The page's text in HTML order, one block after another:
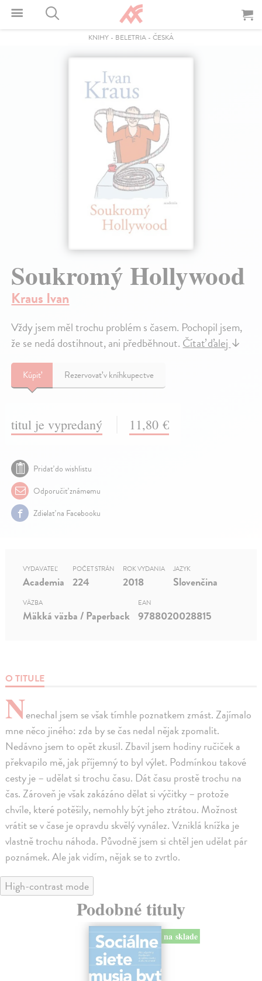
KNIHY - BELETRIA - ČESKÁ
Soukromý Hollywood
Kraus Ivan
Vždy jsem měl trochu problém s časem. Pochopil jsem,
že se nedá dostihnout, ani předběhnout.Čítať ďalej↓
Kúpiť Rezervovať v kníhkupectve
titul je vypredaný 11,80 €
Pridať do wishlistu
Odporučiť známemu
Zdielať na Facebooku
O TITULE
Nenechal jsem se však tímhle poznatkem zmást. Zajímalo
mne něco jiného: zda by se čas nedal nějak zpomalit.
Nedávno jsem to opět zkusil. Zbavil jsem hodiny ručiček a
překvapilo mě, jak příjemný to byl výlet. Podmínkou takové
cesty je – udělat si trochu času. Dát času prostě trochu na
čas. Zároveň je však zakázáno dělat si výčitky – protože
chvíle, které potěšily, nemohly být jeho ztrátou. Možnost
vrátit se v čase je opravdu skvělý vynález. Vzniklá knížka je
vlastně trochu náhoda. Původně jsem si chtěl jen udělat pár
poznámek. Ale jak vidím, nějak se to zvrtlo.
VYDAVATEĽ
Academia
POČET STRÁN
224
ROK VYDANIA
2018
JAZYK
Slovenčina
VÄZBA
Mäkká väzba / Paperback
EAN
9788020028815
High-contrast mode
Podobné tituly
na sklade